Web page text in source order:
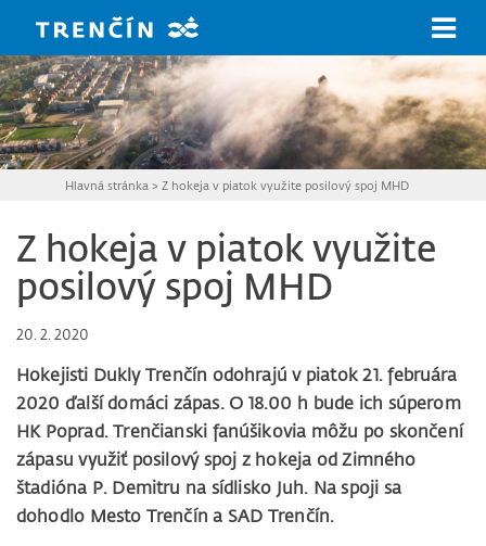
Hlavná stránka > Z hokeja v piatok využite posilový spoj MHD
Z hokeja v piatok využite
posilový spoj MHD
20. 2. 2020
Hokejisti Dukly Trenčín odohrajú v piatok 21. februára
2020 ďalší domáci zápas. O 18.00 h bude ich súperom
HK Poprad. Trenčianski fanúšikovia môžu po skončení
zápasu využiť posilový spoj z hokeja od Zimného
štadióna P. Demitru na sídlisko Juh. Na spoji sa
dohodlo Mesto Trenčín a SAD Trenčín.